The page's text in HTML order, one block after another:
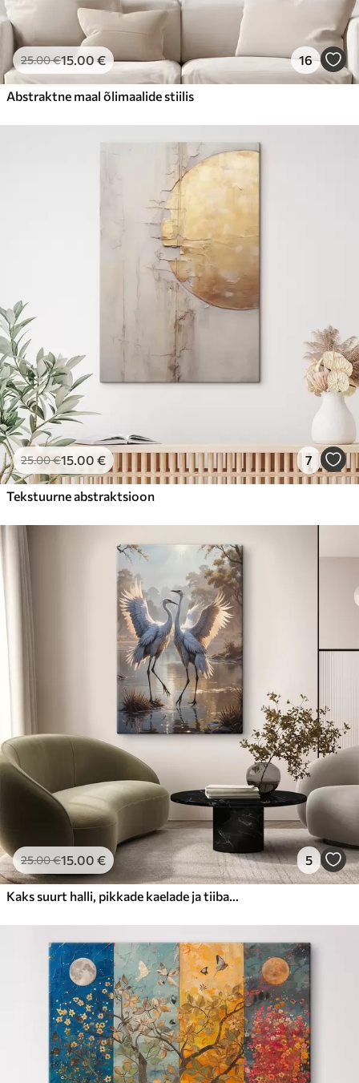
25.00€15.00€ 16
Abstraktne maal õlimaalide stiilis
25.00€15.00 € 7
Tekstuurne abstraktsioon
25.00€15.00 € 5
Kaks suurt halli, pikkade kaelade ja tiibadega kraanat, mis seisavad puudest ümbritsetud udujärves